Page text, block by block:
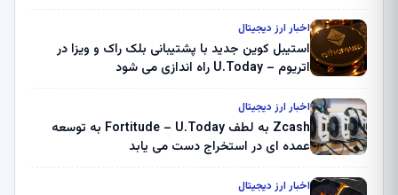
اخبار ارز دیجیتال
استیبل کوین جدید با پشتیبانی بلک راک و ویزا در
اتریوم – U.Today راه اندازی می شود
اخبار ارز دیجیتال
Zcash به لطف Fortitude – U.Today به توسعه
عمده ای در استخراج دست می یابد
اخبار ارز دیجیتال